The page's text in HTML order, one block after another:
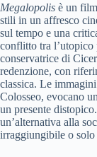
Megalopolis è un
stili in un affresco
sul tempo e una
conflitto tra
conservatrice di
redenzione, con
classica. Le
Colosseo, evocano
un presente
un’alternativa alla
irraggiungibile o solo